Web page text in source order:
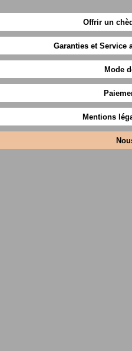
Offrir un
Garanties et Service
Mode
Mentions